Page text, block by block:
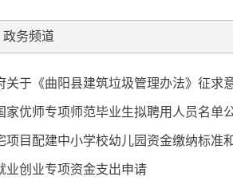
政务频道
关于《曲阳县建筑垃圾管理办法》征求
家优师专项师范毕业生拟聘用人员名单
项目配建中小学校幼儿园资金缴纳标准
业创业专项资金支出申请